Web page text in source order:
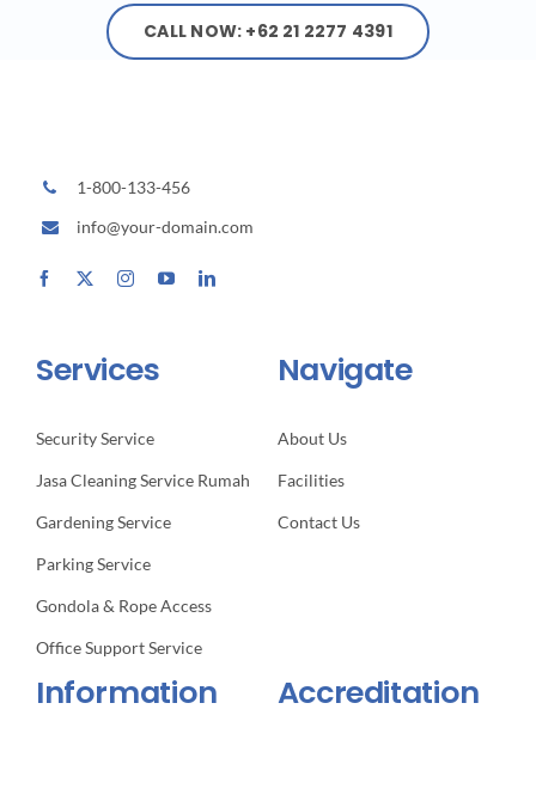
CALL NOW: +62 21 2277 4391
1-800-133-456
info@your-domain.com
Services
Security Service
Jasa Cleaning Service Rumah
Gardening Service
Parking Service
Gondola & Rope Access
Office Support Service
Navigate
About Us
Facilities
Contact Us
Information Accreditation